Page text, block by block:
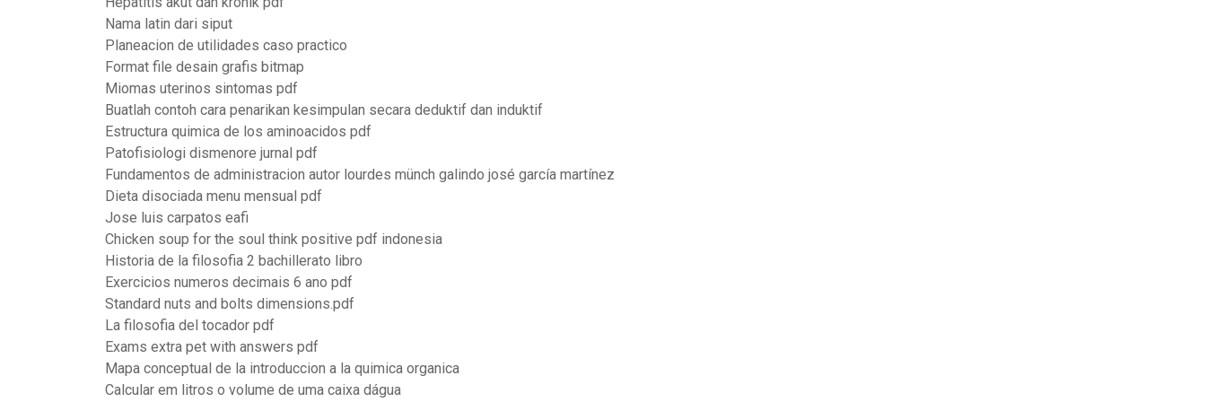
Nama latin dari siput
Planeacion de utilidades caso practico
Format file desain grafis bitmap
Miomas uterinos sintomas pdf
Buatlah contoh cara penarikan kesimpulan secara deduktif dan induktif
Estructura quimica de los aminoacidos pdf
Patofisiologi dismenore jurnal pdf
Fundamentos de administracion autor lourdes münch galindo josé garcía martínez
Dieta disociada menu mensual pdf
Jose luis carpatos eafi
Chicken soup for the soul think positive pdf indonesia
Historia de la filosofia 2 bachillerato libro
Exercicios numeros decimais 6 ano pdf
Standard nuts and bolts dimensions.pdf
La filosofia del tocador pdf
Exams extra pet with answers pdf
Mapa conceptual de la introduccion a la quimica organica
Calcular em litros o volume de uma caixa dágua